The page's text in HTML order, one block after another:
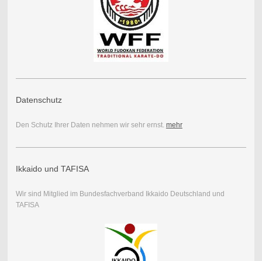
Datenschutz
Den Schutz Ihrer Daten nehmen wir sehr ernst. mehr
Ikkaido und TAFISA
Wir sind Mitglied im Bundesfachverband Ikkaido Deutschland und
TAFISA